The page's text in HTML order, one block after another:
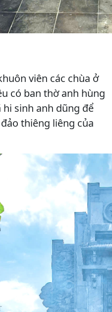
viên các chùa ở
có ban thờ anh hùng
sinh anh dũng để
thiêng liêng của